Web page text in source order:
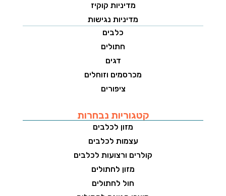
מדיניות קוקיז
מדיניות נגישות
כלבים
חתולים
דגים
מכרסמים וזוחלים
ציפורים
קטגוריות נבחרות
מזון לכלבים
עצמות לכלבים
קולרים ורצועות לכלבים
מזון לחתולים
חול לחתולים